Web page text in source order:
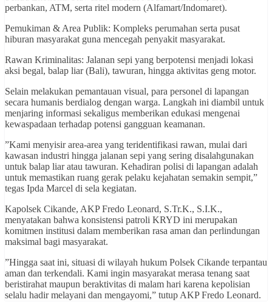
perbankan, ATM, serta ritel modern (Alfamart/Indomaret).
​Pemukiman & Area Publik: Kompleks perumahan serta pusat
hiburan masyarakat guna mencegah penyakit masyarakat.
​Rawan Kriminalitas: Jalanan sepi yang berpotensi menjadi lokasi
aksi begal, balap liar (Bali), tawuran, hingga aktivitas geng motor.
​Selain melakukan pemantauan visual, para personel di lapangan
secara humanis berdialog dengan warga. Langkah ini diambil untuk
menjaring informasi sekaligus memberikan edukasi mengenai
kewaspadaan terhadap potensi gangguan keamanan.
​”Kami menyisir area-area yang teridentifikasi rawan, mulai dari
kawasan industri hingga jalanan sepi yang sering disalahgunakan
untuk balap liar atau tawuran. Kehadiran polisi di lapangan adalah
untuk memastikan ruang gerak pelaku kejahatan semakin sempit,”
tegas Ipda Marcel di sela kegiatan.
​Kapolsek Cikande, AKP Fredo Leonard, S.Tr.K., S.I.K.,
menyatakan bahwa konsistensi patroli KRYD ini merupakan
komitmen institusi dalam memberikan rasa aman dan perlindungan
maksimal bagi masyarakat.
​”Hingga saat ini, situasi di wilayah hukum Polsek Cikande terpantau
aman dan terkendali. Kami ingin masyarakat merasa tenang saat
beristirahat maupun beraktivitas di malam hari karena kepolisian
selalu hadir melayani dan mengayomi,” tutup AKP Fredo Leonard.